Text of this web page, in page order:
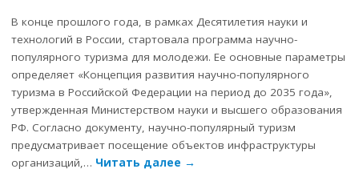
В конце прошлого года, в рамках Десятилетия науки и
технологий в России, стартовала программа научно-
популярного туризма для молодежи. Ее основные параметры
определяет «Концепция развития научно-популярного
туризма в Российской Федерации на период до 2035 года»,
утвержденная Министерством науки и высшего образования
РФ. Согласно документу, научно-популярный туризм
предусматривает посещение объектов инфраструктуры
организаций,… Читать далее →